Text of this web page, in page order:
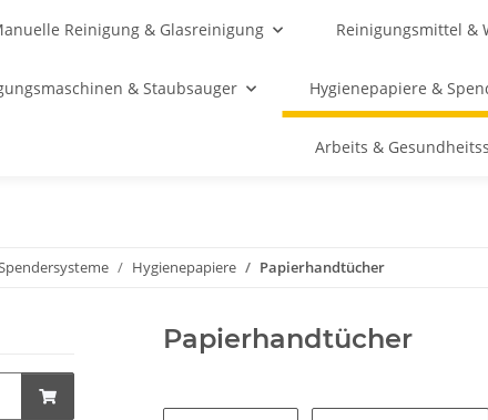
Reinigung & Glasreinigung Reinigungsmittel &
& Staubsauger Hygienepapiere &
Arbeits &
Hygienepapiere Papierhandtücher
Papierhandtücher